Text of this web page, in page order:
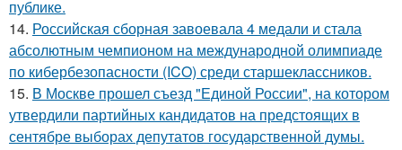
публике.
14. Российская сборная завоевала 4 медали и стала
абсолютным чемпионом на международной олимпиаде
по кибербезопасности (ICO) среди старшеклассников.
15. В Москве прошел съезд "Единой России", на котором
утвердили партийных кандидатов на предстоящих в
сентябре выборах депутатов государственной думы.